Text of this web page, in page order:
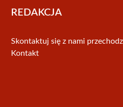
REDAKCJA
Skontaktuj się z nami
Kontakt